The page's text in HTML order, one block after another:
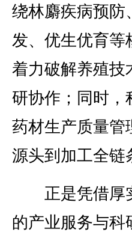
绕林麝疾病预防
发、优生优育等
着力破解养殖技
研协作；同时，
药材生产质量管
源头到加工全链
正是凭借厚实
的产业服务与科